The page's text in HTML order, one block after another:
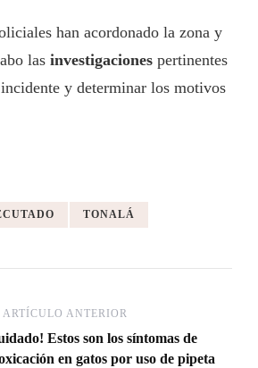
han acordonado la zona y
las investigaciones pertinentes
y determinar los motivos
TONALÁ
ARTÍCULO ANTERIOR
Estos son los síntomas de
en gatos por uso de pipeta